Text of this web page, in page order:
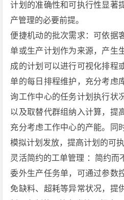
计划的准确性和可执行性显著
产管理的必要前提。
便捷机动的批次需求：可依据
单或生产计划作为来源，产生
成的计划可以进行可视化排程
单的每日排程维护，充分考虑
询工作中心的任务计划执行状
以及取替代群组纳入计算，提
充分考虑工作中心的产能。同
模拟计划发放，提高计划的可执
灵活简约的工单管理 ：简约而
委外生产任务单，可通过参数
免缺料、超耗等异常状况，提